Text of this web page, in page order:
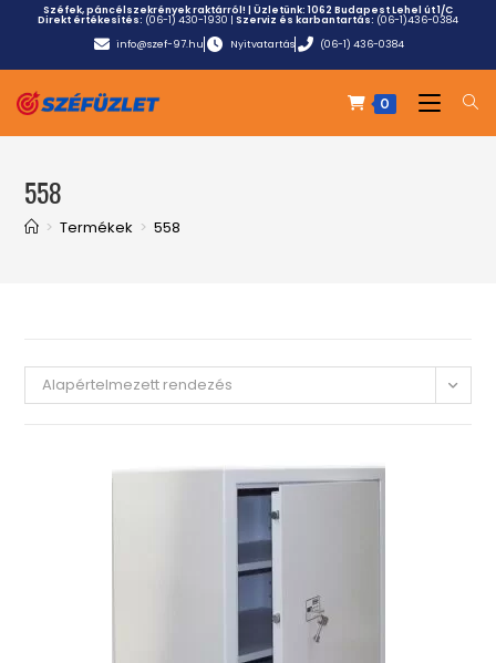
Széfek, páncélszekrények raktárról! | Üzletünk:1062 Budapest Lehel út 1/C
Direkt értékesítés: (06-1) 430-1930 | Szerviz és karbantartás: (06-1)436-0384
info@szef-97.hu
Nyitvatartás (06-1) 436-0384
0
558
> Termékek > 558
Alapértelmezett rendezés